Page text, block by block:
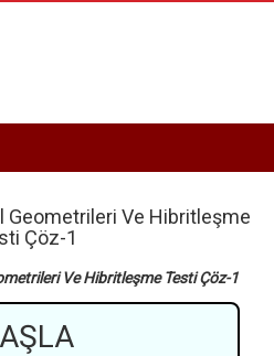
Geometrileri Ve Hibritleşme
Çöz-1
Ve Hibritleşme Testi Çöz-1